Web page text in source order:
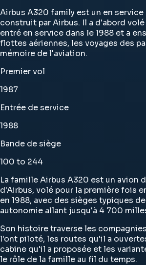
Airbus A320 family est un en
construit par Airbus. Il a d'abord volé
entré en service dans le 1988 et a
flottes aériennes, les voyages des
mémoire de l'aviation.
Premier vol
1987
Entrée de service
1988
Bande de siège
100 to 244
La famille Airbus A320 est un avion
d'Airbus, volé pour la première fois
en 1988, avec des sièges typiques
autonomie allant jusqu'à 4 700
Son histoire traverse les
l'ont piloté, les routes qu'il a
cabine qu'il a proposée et les
le rôle de la famille au fil du temps.